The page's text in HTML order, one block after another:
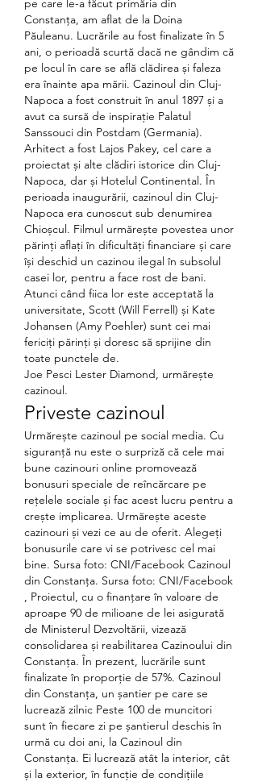
Constanța, am aflat de la Doina
Păuleanu. Lucrările au fost finalizate în 5
ani, o perioadă scurtă dacă ne gândim că
pe locul în care se află clădirea și faleza
era înainte apa mării. Cazinoul din Cluj-
Napoca a fost construit în anul 1897 și a
avut ca sursă de inspirație Palatul
Sanssouci din Postdam (Germania).
Arhitect a fost Lajos Pakey, cel care a
proiectat și alte clădiri istorice din Cluj-
Napoca, dar și Hotelul Continental. În
perioada inaugurării, cazinoul din Cluj-
Napoca era cunoscut sub denumirea
Chioșcul. Filmul urmărește povestea unor
părinți aflați în dificultăți financiare și care
își deschid un cazinou ilegal în subsolul
casei lor, pentru a face rost de bani.
Atunci când fiica lor este acceptată la
universitate, Scott (Will Ferrell) și Kate
Johansen (Amy Poehler) sunt cei mai
fericiți părinți și doresc să sprijine din
toate punctele de.
Joe Pesci Lester Diamond, urmărește
cazinoul.
Priveste cazinoul
Urmărește cazinoul pe social media. Cu
siguranță nu este o surpriză că cele mai
bune cazinouri online promovează
bonusuri speciale de reîncărcare pe
rețelele sociale și fac acest lucru pentru a
crește implicarea. Urmărește aceste
cazinouri și vezi ce au de oferit. Alegeți
bonusurile care vi se potrivesc cel mai
bine. Sursa foto: CNI/Facebook Cazinoul
din Constanța. Sursa foto: CNI/Facebook
, Proiectul, cu o finanțare în valoare de
aproape 90 de milioane de lei asigurată
de Ministerul Dezvoltării, vizează
consolidarea și reabilitarea Cazinoului din
Constanța. În prezent, lucrările sunt
finalizate în proporție de 57%. Cazinoul
din Constanța, un șantier pe care se
lucrează zilnic Peste 100 de muncitori
sunt în fiecare zi pe șantierul deschis în
urmă cu doi ani, la Cazinoul din
Constanța. Ei lucrează atât la interior, cât
și la exterior, în funcție de condițiile